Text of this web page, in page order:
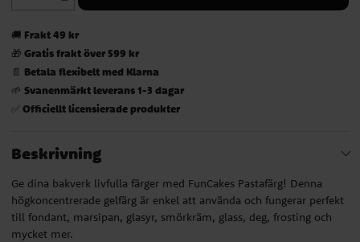
🚚 Frakt 49 kr
🎁 Gratis frakt över 599 kr
📄 Betala flexibelt med Klarna
🌱 Svanenmärkt leverans 1-3 dagar
✅ Officiellt licensierade produkter
Beskrivning
Ge dina bakverk livfulla färger med FunCakes Pastafärg! Denna
högkoncentrerade gelfärg är enkel att använda och fungerar perfekt
till fondant, marsipan, glasyr, smörkräm, glass, deg, frosting och
mycket mer.